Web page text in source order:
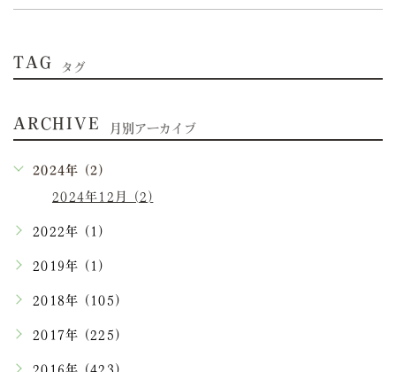
TAG タグ
ARCHIVE 月別アーカイブ
2024年 (2)
2024年12月 (2)
2022年 (1)
2019年 (1)
2018年 (105)
2017年 (225)